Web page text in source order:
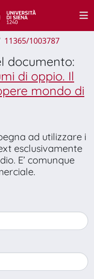
11365/1003787
documento:
di oppio. Il
mondo di
ad utilizzare i
esclusivamente
E’ comunque